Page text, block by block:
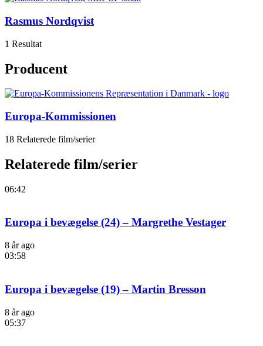
Rasmus Nordqvist
1 Resultat
Producent
Europa-Kommissionen
18 Relaterede film/serier
Relaterede film/serier
06:42
Europa i bevægelse (24) – Margrethe Vestager
8 år ago
03:58
Europa i bevægelse (19) – Martin Bresson
8 år ago
05:37